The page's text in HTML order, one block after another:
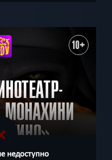
10+
МОНАХИНИ
КИНО»
недоступно